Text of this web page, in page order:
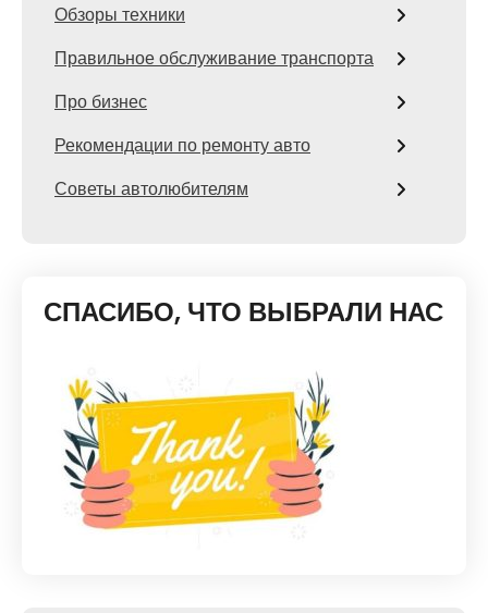
Обзоры техники
Правильное обслуживание транспорта
Про бизнес
Рекомендации по ремонту авто
Советы автолюбителям
СПАСИБО, ЧТО ВЫБРАЛИ НАС